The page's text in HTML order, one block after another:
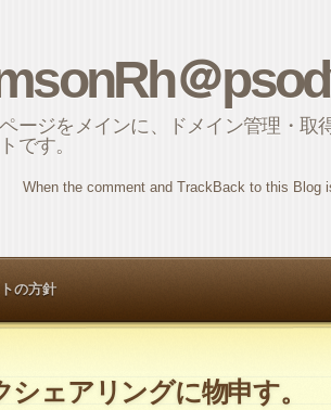
＠
ージをメインに、ドメイン管理・
です。
When the comment and TrackBack to this Blog
の方針
シェアリングに物申す。